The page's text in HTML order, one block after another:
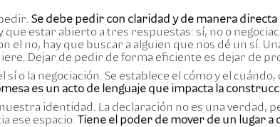
Se debe pedir con claridad y de manera directa
que estar abierto a tres respuestas: sí, no o
el no, hay que buscar a alguien que nos dé un sí.
Dejar de pedir de forma eficiente es dejar de
sí o la negociación. Se establece el cómo y el
es un acto de lenguaje que impacta la
identidad. La declaración no es una verdad,
ese espacio. Tiene el poder de mover de un lugar a